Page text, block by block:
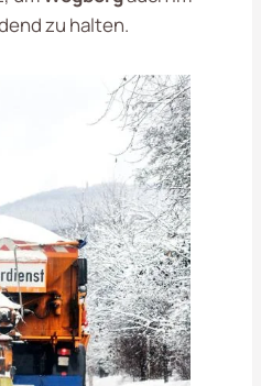
zu halten.